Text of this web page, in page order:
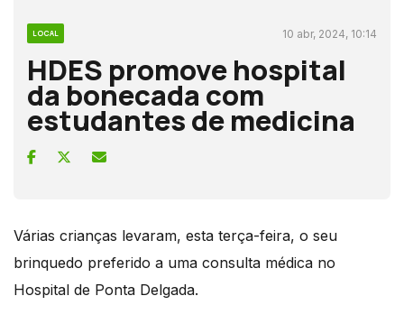
LOCAL 10 abr, 2024, 10:14
HDES promove hospital
da bonecada com
estudantes de medicina
Várias crianças levaram, esta terça-feira, o seu
brinquedo preferido a uma consulta médica no
Hospital de Ponta Delgada.